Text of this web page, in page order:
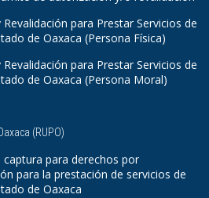
para Prestar Servicios de
de Oaxaca (Persona Física)
para Prestar Servicios de
de Oaxaca (Persona Moral)
(RUPO)
captura para derechos por
para la prestación de servicios de
de Oaxaca